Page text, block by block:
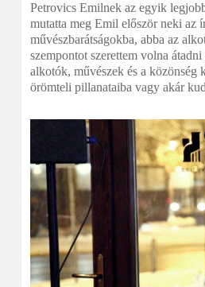
Petrovics Emilnek az egyik
mutatta meg Emil először neki az
művészbarátságokba, abba az
szempontot szerettem volna
alkotók, művészek és a közönség
örömteli pillanataiba vagy akár